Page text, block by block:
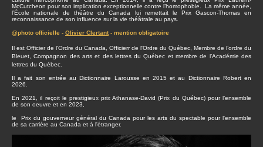
McCutcheon pour son implication exceptionnelle contre l’homophobie. La même année,
l’École nationale de théâtre du Canada lui remettait le Prix Gascon-Thomas en
reconnaissance de son influence sur la vie théâtrale au pays.
@photo officielle - Olivier Clertant- mention obligatoire
Il est Officier de l'Ordre du Canada, Officierr de l'Ordre du Québec, Membre de l’ordre du
Bleuet, Compagnon des arts et des lettres du Québec et membre de l’Académie des
lettres du Québec.
Il a fait son entrée au Dictionnaire Larousse en 2015 et au Dictionnaire Robert en
2026.
En 2021, il reçoit le prestigieux prix Athanase-David (Prix du Québec) pour l’ensemble
de son oeuvre et en 2023,
le Prix du gouverneur général du Canada pour les arts du spectable pour l'ensemble
de sa carrière au Canada et à l'étranger.